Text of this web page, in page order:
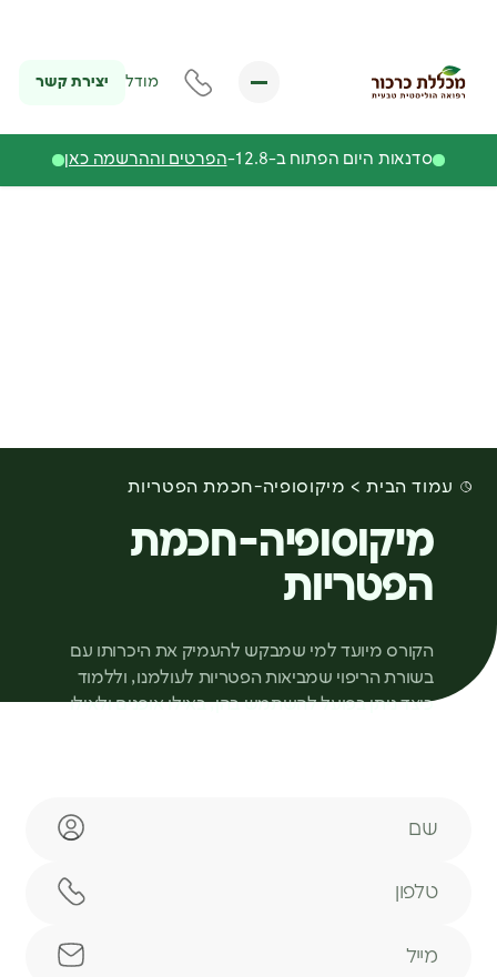
מודל יצירת קשר
סדנאות היום הפתוח ב-12.8- הפרטים וההרשמה כאן
עמוד הבית מיקוסופיה-חכמת הפטריות
מיקוסופיה-חכמת
הפטריות
הקורס מיועד למי שמבקש להעמיק את היכרותו עם
בשורת הריפוי שמביאות הפטריות לעולמנו, וללמוד
כיצד ניתן בפועל להשתמש בהן, באילו אופנים ולאילו